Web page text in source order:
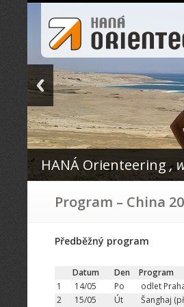
HANÁ Orienteering,
Program – China
Předběžný program
Datum Den
Program
1
14/05 Po
odlet
2
15/05 Út
Šanghaj